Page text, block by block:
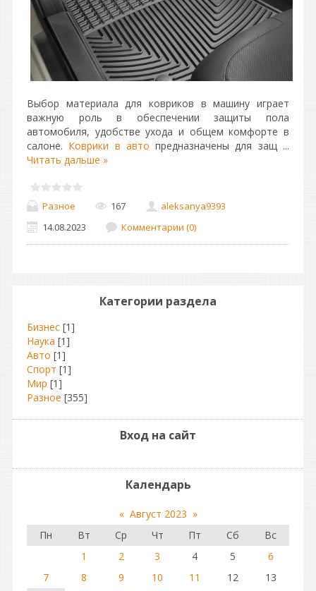
Выбор материала для ковриков в машину играет
важную роль в обеспечении защиты пола
автомобиля, удобстве ухода и общем комфорте в
салоне. Коврики в авто предназначены для защ ...
Читать дальше »
Разное 167
aleksanya9393
14.08.2023
Комментарии (0)
Категории раздела
Бизнес [1]
Наука [1]
Авто [1]
Спорт [1]
Мир [1]
Разное [355]
Вход на сайт
Календарь
« Август 2023 »
Пн
Вт Ср Чт Пт Сб
Вс
1
2 3 4 5
6
7
8 9 10 11 12
13